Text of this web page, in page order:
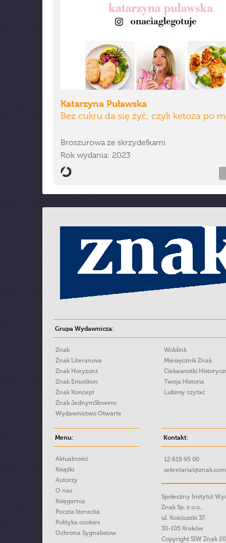
Katarzyna Puławska
Bez cukru da się żyć, czyli ketoza po
Broszurowa ze skrzydełkami
Rok wydania: 2023
Grupa Wydawnicza:
Znak
Znak Literanova
Znak Horyzont
Znak Emotikon
Znak Koncept
Znak JednymSłowem
Wydawnictwo Otwarte
Woblink
Miesięcznik Znak
Ciekawostki
Twoja Historia
Lubimy czytać
Menu:
Aktualności
Książki
Autorzy
O nas
Księgarnia
Poczta literacka
Polityka cookies
Ochrona Sygnalistow
Kontakt:
12 619 95 00
Społeczny Instytut
Znak Sp. z o.o.,
ul. Kościuszki 37,
30-105 Kraków
Copyright SIW Znak